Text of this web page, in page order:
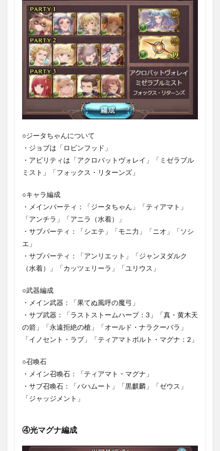
○ジータちゃんについて
・ジョブは「ロビンフッド」
・アビリティは「アクロバットヴォレイ」「ミゼラブル
ミスト」「フォックス・リターンズ」
○キャラ編成
・メインパーティ：「ジータちゃん」「ティアマト」
「アンチラ」「アニラ（水着）」
・サブパーティ：「シエテ」「モニ力」「ニオ」「ソシ
エ」
・サブパーティ：「アンリエット」「ジャンヌダルク
（水着）」「カッツェリーラ」「ユリウス」
○武器編成
・メイン武器：「果てぬ風呼の魔弓」
・サブ武器：「ラストストームハープ：3」「真・黄木天
の箭」「永遠拒絶の槍」「オールド・ナラクーバラ」
「イノセント・ラブ」「ティアマトボルト・マグナ：2」
○召喚石
・メイン召喚石：「ティアマト・マグナ」
・サブ召喚石：「バハムート」「黒麒麟」「ゼウス」
「ジャッジメント」
④光マグナ編成